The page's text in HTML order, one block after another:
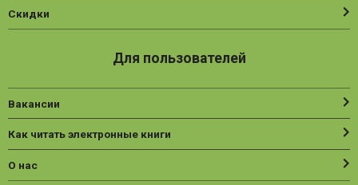
Скидки
Для пользователей
Вакансии
Как читать электронные книги
О нас